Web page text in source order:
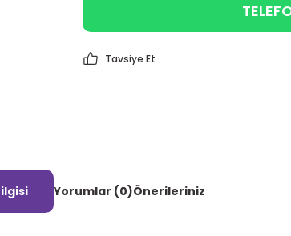
Tavsiye Et
Yorumlar (0)Önerileriniz